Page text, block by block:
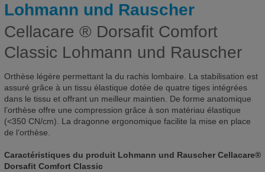
Lohmann und Rauscher
Cellacare ® Dorsafit Comfort
Classic Lohmann und Rauscher
Orthèse légère permettant la du rachis lombaire. La stabilisation est
assuré grâce à un tissu élastique dotée de quatre tiges intégrées
dans le tissu et offrant un meilleur maintien. De forme anatomique
l’orthèse offre une compression grâce à son matériau élastique
(<350 CN/cm). La dragonne ergonomique facilite la mise en place
de l’orthèse.
Caractéristiques du produit Lohmann und Rauscher Cellacare®
Dorsafit Comfort Classic